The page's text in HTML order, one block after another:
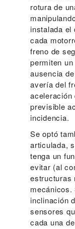
rotura de
instalada el
cada
freno de
permiten
ausencia
avería del
aceleración
previsible
incidencia.
Se optó
articulada,
tenga un
evitar (al
estructuras
mecánicos.
inclinación
sensores
cada una